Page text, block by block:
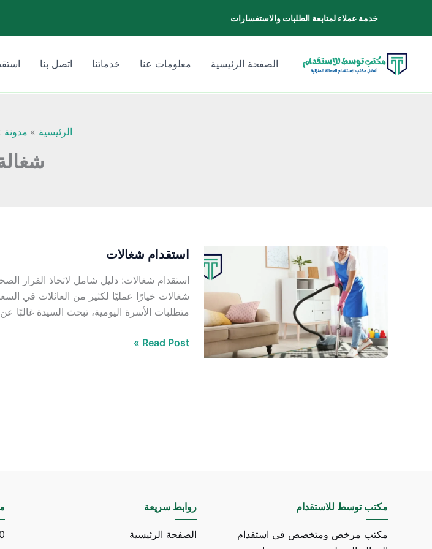
خدمة عملاء لمتابعة الطلبات والاستفسارات
المحتوى
الصفحة الرئيسية
معلومات عنا خدماتنا اتصل بنا
الرئيسية مدونة
استقدام شغالات
استقدام شغالات: دليل شامل لاتخاذ القرار
شغالات خيارًا عمليًا لكثير من العائلات في
متطلبات الأسرة اليومية، تبحث السيدة
استقدام
Read Post »
مكتب توسط للاستقدام
مكتب مرخص ومتخصص في استقدام
روابط سريعة
الصفحة الرئيسية